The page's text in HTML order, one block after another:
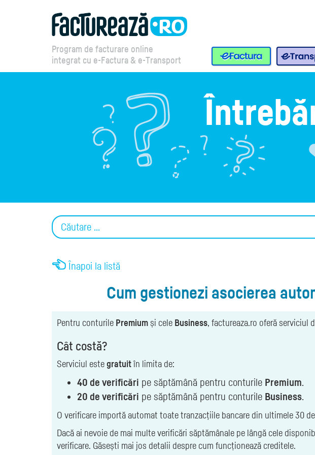
Program de facturare online
integrat cu e-Factura & e-Transport
e-Factura e-
Înapoi la listă
Cum gestionezi asocierea
Pentru conturile Premiumși cele Business, factureaza.ro oferă serviciul
Cât costă?
Serviciul estegratuitîn limita de:
40 de verificări pe săptămână pentru conturile Premium.
20 de verificări pe săptămână pentru conturile Business.
O verificare importă automat toate tranzacțiile bancare din ultimele 30
Dacă ai nevoie de mai multe verificări săptămânale pe lângă cele
verificare. Găsești mai jos detalii despre cum funcționează creditele.